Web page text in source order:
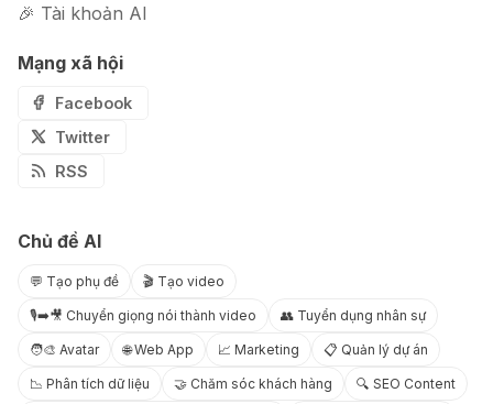
🎉 Tài khoản AI
Mạng xã hội
Facebook
Twitter
RSS
Chủ đề AI
💬 Tạo phụ đề 🎬 Tạo video
🎙️➡️🎥 Chuyển giọng nói thành video 👥 Tuyển dụng nhân sự
🧑‍🎨 Avatar 🌐 Web App 📈 Marketing 📋 Quản lý dự án
📉 Phân tích dữ liệu 🤝 Chăm sóc khách hàng 🔍 SEO Content